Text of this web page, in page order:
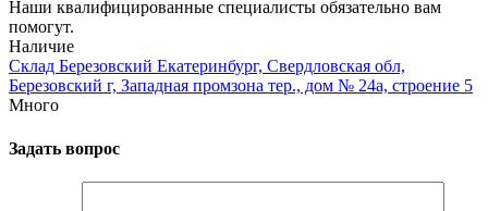
Наши квалифицированные специалисты обязательно вам
помогут.
Наличие
Склад Березовский Екатеринбург, Свердловская обл,
Березовский г, Западная промзона тер., дом № 24а, строение 5
Много
Задать вопрос